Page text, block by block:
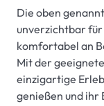
Die oben
unverzichtbar für
komfortabel an
Mit der
einzigartige
genießen und ihr